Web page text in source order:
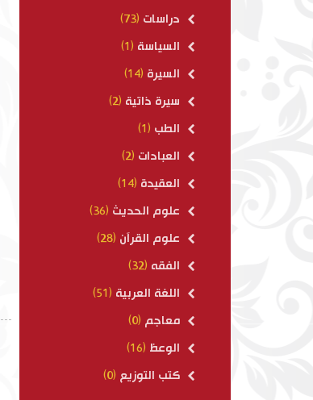
دراسات (73)
السياسة (1)
السيرة (14)
سيرة ذاتية (2)
الطب (1)
العبادات (2)
العقيدة (14)
علوم الحديث (36)
علوم القرآن (28)
الفقه (32)
اللغة العربية (51)
معاجم (0)
الوعظ (16)
كتب التوزيع (0)